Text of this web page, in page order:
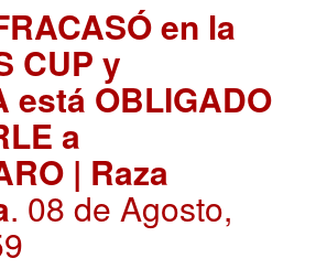
en la
CUP y
está OBLIGADO
a
| Raza
. 08 de Agosto,